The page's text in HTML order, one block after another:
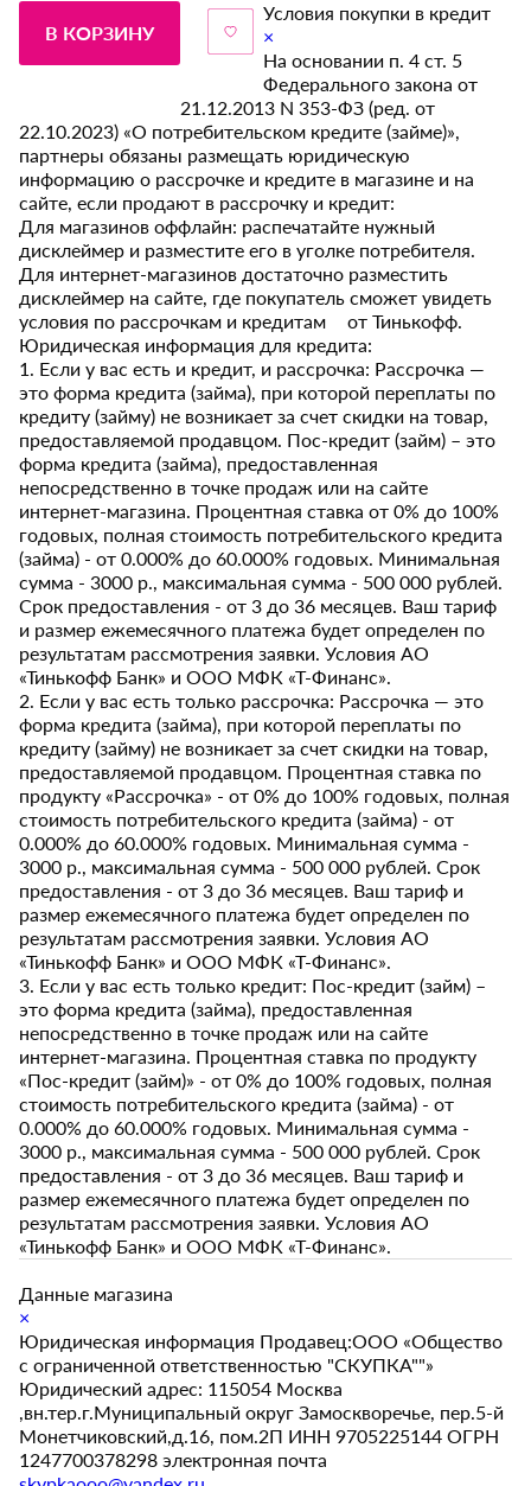
В КОРЗИНУ
Условия покупки в кредит
×
На основании п. 4 ст. 5
Федерального закона от
21.12.2013 N 353-ФЗ (ред. от
22.10.2023) «О потребительском кредите (займе)»,
партнеры обязаны размещать юридическую
информацию о рассрочке и кредите в магазине и на
сайте, если продают в рассрочку и кредит:
Для магазинов оффлайн: распечатайте нужный
дисклеймер и разместите его в уголке потребителя.
Для интернет-магазинов достаточно разместить
дисклеймер на сайте, где покупатель сможет увидеть
условия по рассрочкам и кредитам от Тинькофф.
Юридическая информация для кредита:
1. Если у вас есть и кредит, и рассрочка: Рассрочка —
это форма кредита (займа), при которой переплаты по
кредиту (займу) не возникает за счет скидки на товар,
предоставляемой продавцом. Пос-кредит (займ) – это
форма кредита (займа), предоставленная
непосредственно в точке продаж или на сайте
интернет-магазина. Процентная ставка от 0% до 100%
годовых, полная стоимость потребительского кредита
(займа) - от 0.000% до 60.000% годовых. Минимальная
сумма - 3000 р., максимальная сумма - 500 000 рублей.
Срок предоставления - от 3 до 36 месяцев. Ваш тариф
и размер ежемесячного платежа будет определен по
результатам рассмотрения заявки. Условия АО
«Тинькофф Банк» и ООО МФК «Т-Финанс».
2. Если у вас есть только рассрочка: Рассрочка — это
форма кредита (займа), при которой переплаты по
кредиту (займу) не возникает за счет скидки на товар,
предоставляемой продавцом. Процентная ставка по
продукту «Рассрочка» - от 0% до 100% годовых, полная
стоимость потребительского кредита (займа) - от
0.000% до 60.000% годовых. Минимальная сумма -
3000 р., максимальная сумма - 500 000 рублей. Срок
предоставления - от 3 до 36 месяцев. Ваш тариф и
размер ежемесячного платежа будет определен по
результатам рассмотрения заявки. Условия АО
«Тинькофф Банк» и ООО МФК «Т-Финанс».
3. Если у вас есть только кредит: Пос-кредит (займ) –
это форма кредита (займа), предоставленная
непосредственно в точке продаж или на сайте
интернет-магазина. Процентная ставка по продукту
«Пос-кредит (займ)» - от 0% до 100% годовых, полная
стоимость потребительского кредита (займа) - от
0.000% до 60.000% годовых. Минимальная сумма -
3000 р., максимальная сумма - 500 000 рублей. Срок
предоставления - от 3 до 36 месяцев. Ваш тариф и
размер ежемесячного платежа будет определен по
результатам рассмотрения заявки. Условия АО
«Тинькофф Банк» и ООО МФК «Т-Финанс».
Данные магазина
×
Юридическая информация Продавец:ООО «Общество
с ограниченной ответственностью "СКУПКА""»
Юридический адрес: 115054 Москва
,вн.тер.г.Муниципальный округ Замоскворечье, пер.5-й
Монетчиковский,д.16, пом.2П ИНН 9705225144 ОГРН
1247700378298 электронная почта